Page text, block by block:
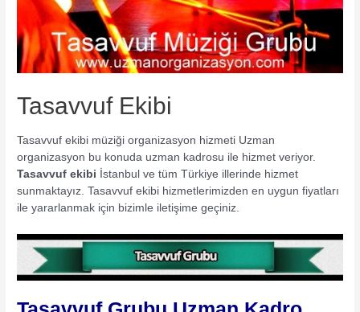
Tasavvuf Ekibi
Tasavvuf ekibi müziği organizasyon hizmeti Uzman
organizasyon bu konuda uzman kadrosu ile hizmet veriyor.
Tasavvuf ekibi İstanbul ve tüm Türkiye illerinde hizmet
sunmaktayız. Tasavvuf ekibi hizmetlerimizden en uygun fiyatları
ile yararlanmak için bizimle iletişime geçiniz.